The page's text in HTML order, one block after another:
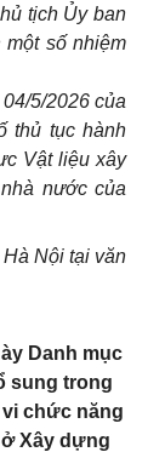
tịch Ủy ban
số nhiệm
5/2026 của
thủ tục hành
Vật liệu xây
nước của
Nội tại văn
Danh mục
sung trong
chức năng
Xây dựng